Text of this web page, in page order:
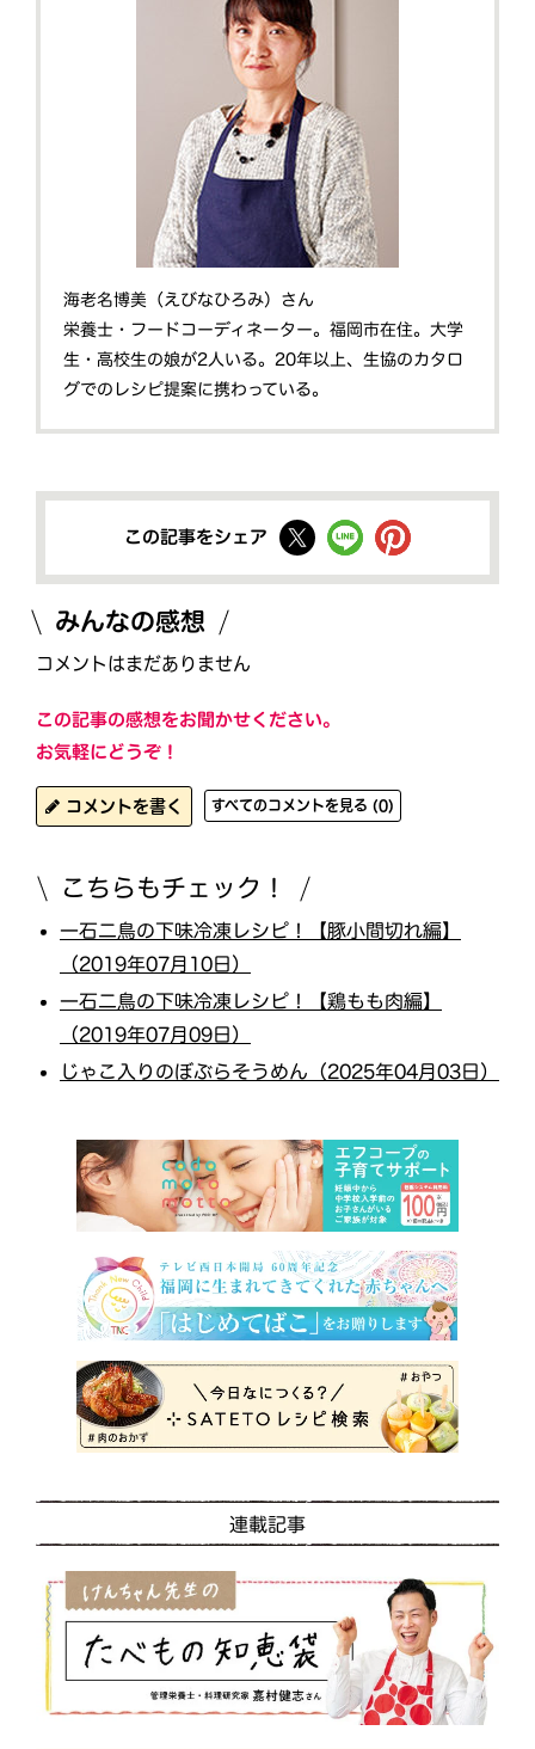
海老名博美（えびなひろみ）さん
栄養士・フードコーディネーター。福岡市在住。大学
生・高校生の娘が2人いる。20年以上、生協のカタロ
グでのレシピ提案に携わっている。
この記事をシェア
みんなの感想
コメントはまだありません
この記事の感想をお聞かせください。
お気軽にどうぞ！
コメントを書く すべてのコメントを見る (0)
こちらもチェック！
一石二鳥の下味冷凍レシピ！【豚小間切れ編】
（2019年07月10日）
一石二鳥の下味冷凍レシピ！【鶏もも肉編】
（2019年07月09日）
じゃこ入りのぼぶらそうめん（2025年04月03日）
連載記事